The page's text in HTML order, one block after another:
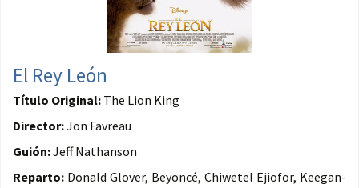
El Rey León
Título Original: The Lion King
Director:Jon Favreau
Guión:Jeff Nathanson
Reparto: Donald Glover, Beyoncé, Chiwetel Ejiofor, Keegan-